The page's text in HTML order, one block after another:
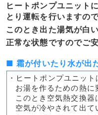
ヒートポンプユニット
とり運転を行いますの
このとき出た湯気が白
正常な状態ですのでご
■ 霜が付いたり水が出
・ヒートポンプユニッ
お湯を作るための熱に
このとき空気熱交換
空気が冷やされて出て